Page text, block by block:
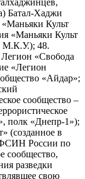
Батал-Хаджи
Культ
«Маньяки Культ
М.К.У.); 48.
«Свобода
«Легион
«Айдар»;
сообщество –
полк «Днепр-1»);
(созданное в
России по
сообщество,
разведки
свою